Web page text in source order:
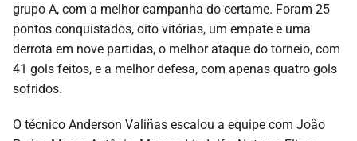
grupo A, com a melhor campanha do certame. Foram 25
pontos conquistados, oito vitórias, um empate e uma
derrota em nove partidas, o melhor ataque do torneio, com
41 gols feitos, e a melhor defesa, com apenas quatro gols
sofridos.
O técnico Anderson Valiñas escalou a equipe com João